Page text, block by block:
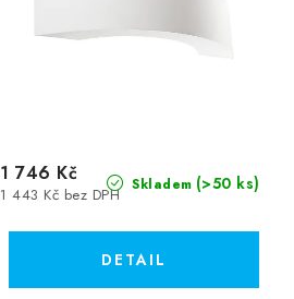
Skladem (>50 ks)
1 443 Kč bez DPH
1 746 Kč